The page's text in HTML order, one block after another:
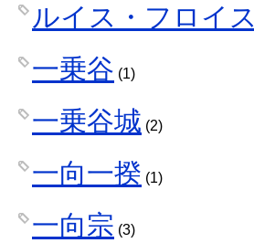
ルイス・フロイス
一乗谷 (1)
一乗谷城 (2)
一向一揆 (1)
一向宗 (3)